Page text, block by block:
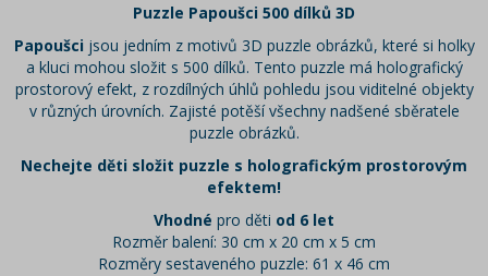
Puzzle Papoušci 500 dílků 3D
Papoušcijsou jedním z motivů 3D puzzle obrázků, které si holky
a kluci mohou složit s 500 dílků. Tento puzzle má holografický
prostorový efekt, z rozdílných úhlů pohledu jsou viditelné objekty
v různých úrovních. Zajisté potěší všechny nadšené sběratele
puzzle obrázků.
Nechejte děti složit puzzle s holografickým prostorovým
efektem!
Vhodné pro děti od 6 let
Rozměr balení: 30 cm x 20 cm x 5 cm
Rozměry sestaveného puzzle: 61 x 46 cm